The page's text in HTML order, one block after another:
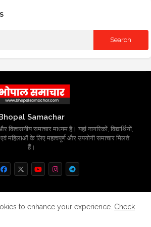
Samachar
विश्वसनीय समाचार माध्यम है। यहां नागरिकों, विद्यार्थियों,
एवं महिलाओं के लिए महत्वपूर्ण और उपयोगी समाचार मिलते
हैं।
Contact us
Privacy Policy
to enhance your experience. Check